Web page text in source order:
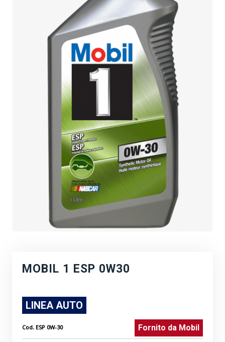
MOBIL 1 ESP 0W30
LINEA AUTO
Cod. ESP 0W-30 Fornito da Mobil